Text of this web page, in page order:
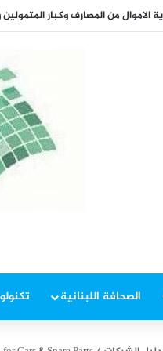
الصحافة اللبنانية